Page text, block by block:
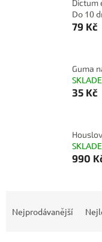
Dictum
Do 10
79 Kč
Guma
35 Kč
990
Nejprodávanější